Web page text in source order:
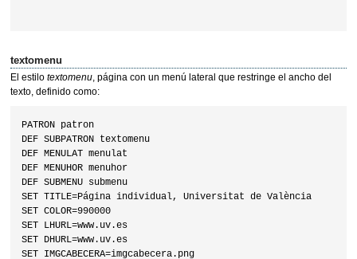
textomenu
El estilo textomenu, página con un menú lateral que restringe el ancho del
texto, definido como:
PATRON patron
DEF SUBPATRON textomenu
DEF MENULAT menulat
DEF MENUHOR menuhor
DEF SUBMENU submenu
SET TITLE=Página individual, Universitat de València
SET COLOR=990000
SET LHURL=www.uv.es
SET DHURL=www.uv.es
SET IMGCABECERA=imgcabecera.png